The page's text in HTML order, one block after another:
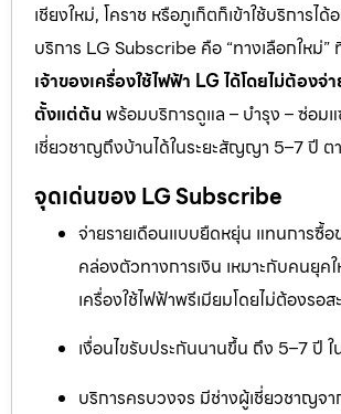
เชียงใหม่, โคราช หรือภูเก็ตก็เข้าใช้บริการไ
บริการ LG Subscribe คือ “ทางเลือกใหม่”
เจ้าของเครื่องใช้ไฟฟ้า LG ได้โดยไม่ต้อง
ตั้งแต่ต้น พร้อมบริการดูแล – บำรุง – ซ่อม
เชี่ยวชาญถึงบ้านได้ในระยะสัญญา 5–7 ปี ต
จุดเด่นของ LG Subscribe
จ่ายรายเดือนแบบยืดหยุ่น แทนการซื้อ
คล่องตัวทางการเงิน เหมาะกับคนยุค
เครื่องใช้ไฟฟ้าพรีเมียมโดยไม่ต้องรอส
เงื่อนไขรับประกันนานขึ้น ถึง 5–7 ปี
บริการครบวงจร มีช่างผู้เชี่ยวชาญจ